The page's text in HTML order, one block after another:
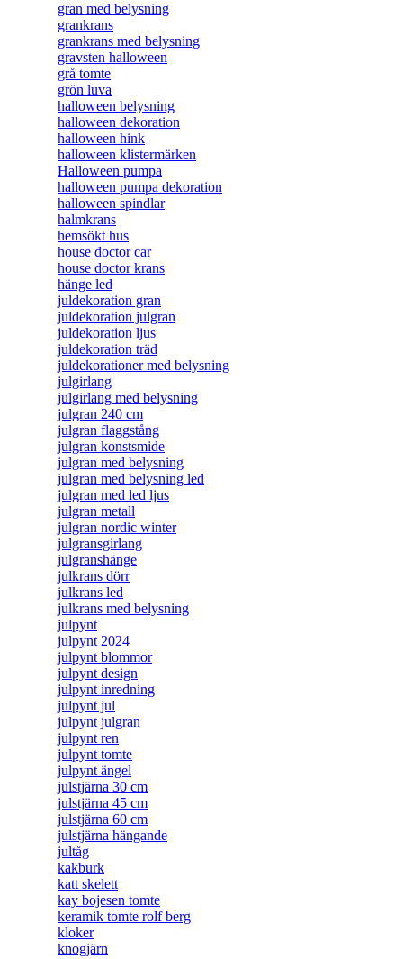
gran med belysning
grankrans
grankrans med belysning
gravsten halloween
grå tomte
grön luva
halloween belysning
halloween dekoration
halloween hink
halloween klistermärken
Halloween pumpa
halloween pumpa dekoration
halloween spindlar
halmkrans
hemsökt hus
house doctor car
house doctor krans
hänge led
juldekoration gran
juldekoration julgran
juldekoration ljus
juldekoration träd
juldekorationer med belysning
julgirlang
julgirlang med belysning
julgran 240 cm
julgran flaggstång
julgran konstsmide
julgran med belysning
julgran med belysning led
julgran med led ljus
julgran metall
julgran nordic winter
julgransgirlang
julgranshänge
julkrans dörr
julkrans led
julkrans med belysning
julpynt
julpynt 2024
julpynt blommor
julpynt design
julpynt inredning
julpynt jul
julpynt julgran
julpynt ren
julpynt tomte
julpynt ängel
julstjärna 30 cm
julstjärna 45 cm
julstjärna 60 cm
julstjärna hängande
jultåg
kakburk
katt skelett
kay bojesen tomte
keramik tomte rolf berg
kloker
knogjärn